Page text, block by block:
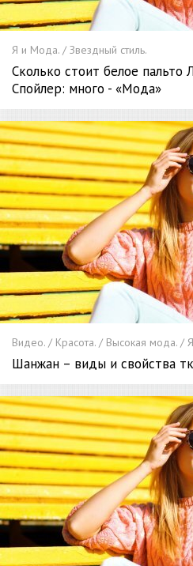
Я и Мода. / Звездный стиль.
Сколько стоит белое пальто
Спойлер: много - «Мода»
Видео. / Красота. / Высокая мода. /
Шанжан – виды и свойства